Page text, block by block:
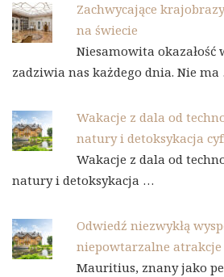
Zachwycające
na świecie
Niesamowita okazałość
zadziwia nas każdego dnia. Nie
Wakacje z dala od
natury i detoksykacja
Wakacje z dala od
natury i detoksykacja …
Odwiedź niezwykłą
niepowtarzalne atrakcje
Mauritius, znany jako